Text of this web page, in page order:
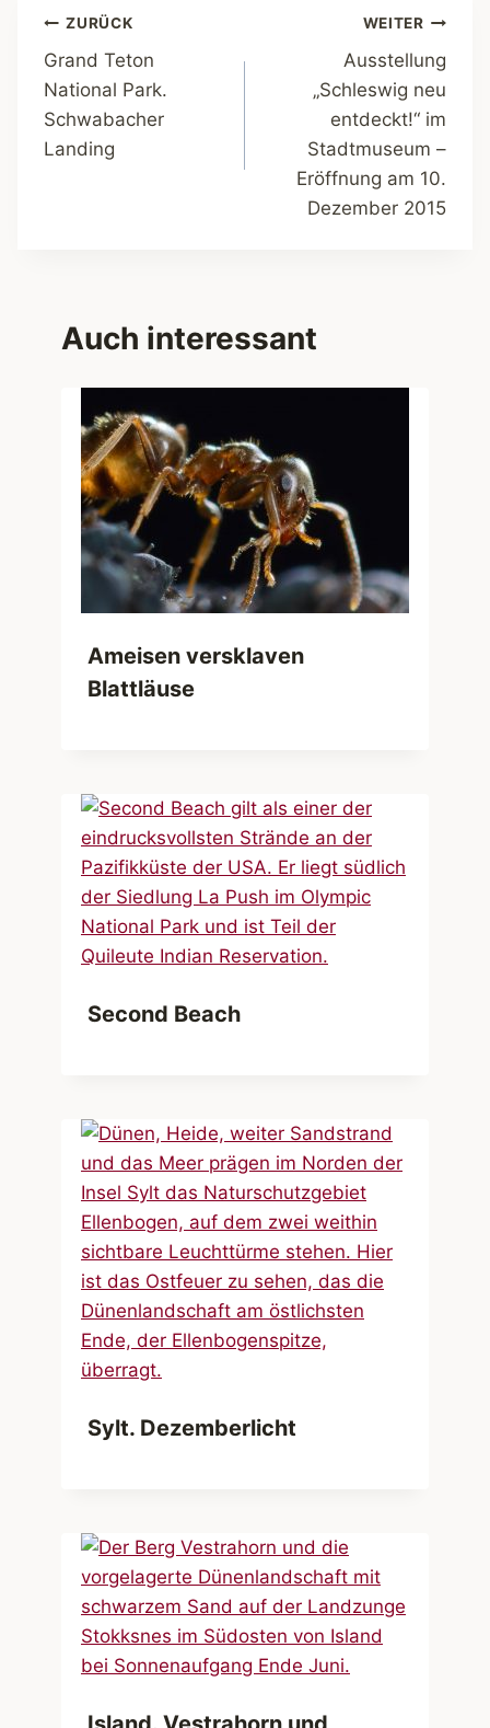
Beitragsnavigation
ZURÜCK
Grand Teton
National Park.
Schwabacher
Landing
WEITER
Ausstellung
„Schleswig neu
entdeckt!“ im
Stadtmuseum –
Eröffnung am 10.
Dezember 2015
Auch interessant
Ameisen versklaven
Blattläuse
Second Beach
Sylt. Dezemberlicht